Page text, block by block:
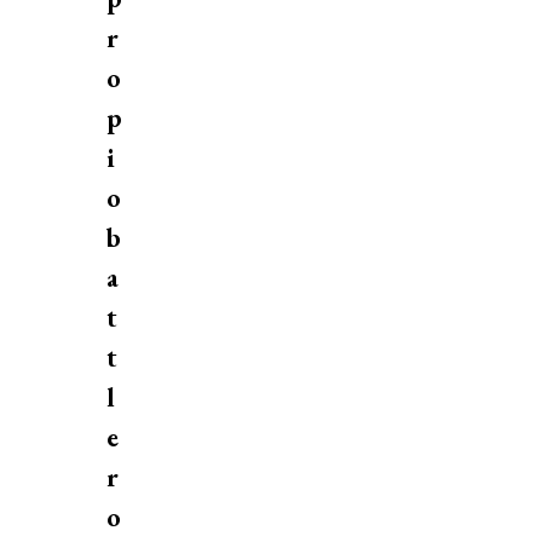
r
o
p
i
o
b
a
t
t
l
e
r
o